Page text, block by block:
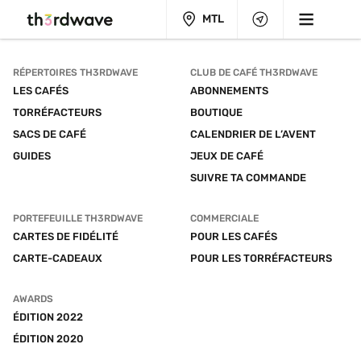
MTL
RÉPERTOIRES TH3RDWAVE
LES CAFÉS
TORRÉFACTEURS
SACS DE CAFÉ
GUIDES
CLUB DE CAFÉ TH3RDWAVE
ABONNEMENTS
BOUTIQUE
CALENDRIER DE L’AVENT
JEUX DE CAFÉ
SUIVRE TA COMMANDE
PORTEFEUILLE TH3RDWAVE
CARTES DE FIDÉLITÉ
CARTE-CADEAUX
COMMERCIALE
POUR LES CAFÉS
POUR LES TORRÉFACTEURS
AWARDS
ÉDITION 2022
ÉDITION 2020